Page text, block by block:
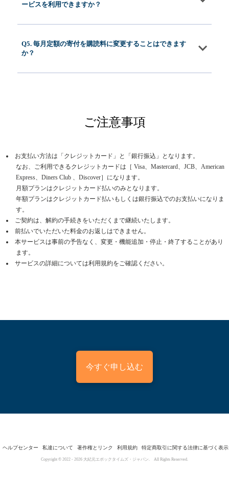
ービスを利用できますか？
Q5. 毎月定額の寄付を購読料に変更することはできます
か？
ご注意事項
お支払い方法は「クレジットカード」と「銀行振込」となります。
なお、ご利用できるクレジットカードは［ Visa、Mastercard、JCB、American
Express、Diners Club 、Discover］になります。
月額プランはクレジットカード払いのみとなります。
年額プランはクレジットカード払いもしくは銀行振込でのお支払いになりま
す。
ご契約は、解約の手続きをいただくまで継続いたします。
前払いでいただいた料金のお返しはできません。
本サービスは事前の予告なく、変更・機能追加・停止・終了することがあり
ます。
サービスの詳細については利用規約をご確認ください。
今すぐ申し込む
ヘルプセンター 私達について 著作権とリンク 利用規約 特定商取引に関する法律に基づく表示
Copyright © 2022 - 2026 大紀元エポックタイムズ・ジャパン. All Rights Reserved.